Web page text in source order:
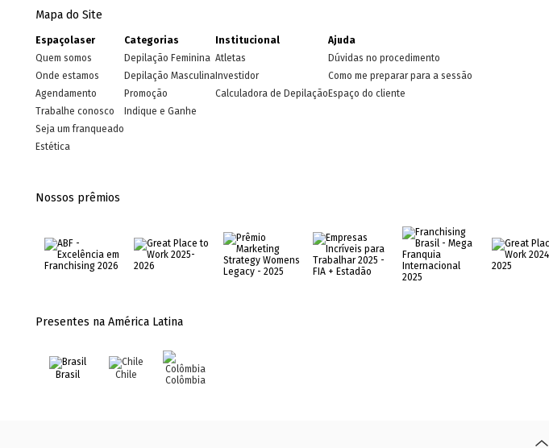
Mapa do Site
Espaçolaser
Quem somos
Onde estamos
Agendamento
Trabalhe conosco
Seja um franqueado
Estética
Categorias
Depilação Feminina
Depilação Masculina
Promoção
Indique e Ganhe
Institucional
Atletas
Investidor
Calculadora de Depilação
Ajuda
Dúvidas no procedimento
Como me preparar para a sessão
Espaço do cliente
Nossos prêmios
Presentes na América Latina
Brasil Chile Colômbia